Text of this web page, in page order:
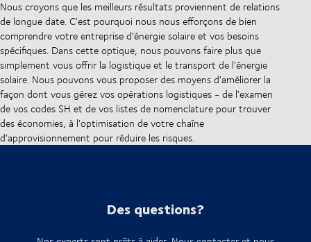
Nous croyons que les meilleurs résultats proviennent de relations
de longue date. C'est pourquoi nous nous efforçons de bien
comprendre votre entreprise d'énergie solaire et vos besoins
spécifiques. Dans cette optique, nous pouvons faire plus que
simplement vous offrir la logistique et le transport de l'énergie
solaire. Nous pouvons vous proposer des moyens d'améliorer la
façon dont vous gérez vos opérations logistiques - de l'examen
de vos codes SH et de vos listes de nomenclature pour trouver
des économies, à l'optimisation de votre chaîne
d'approvisionnement pour réduire les risques.
Des questions?